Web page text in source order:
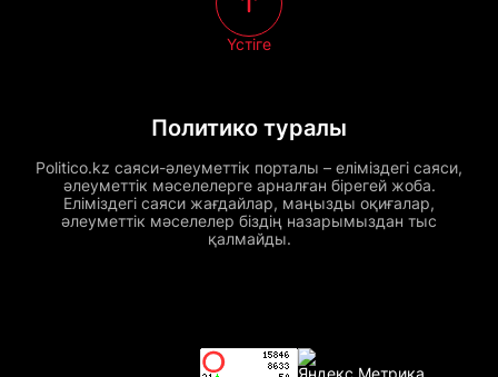
Политико туралы
Politico.kz саяси-әлеуметтік порталы – еліміздегі саяси,
әлеуметтік мәселелерге арналған бірегей жоба.
Еліміздегі саяси жағдайлар, маңызды оқиғалар,
әлеуметтік мәселелер біздің назарымыздан тыс
қалмайды.
Үстіге